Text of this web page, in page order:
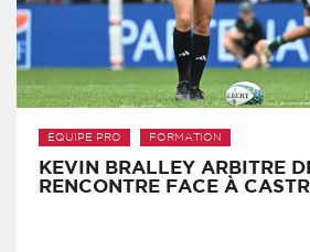
ÉQUIPE PRO FORMATION
KEVIN BRALLEY ARBITRE
RENCONTRE FACE À